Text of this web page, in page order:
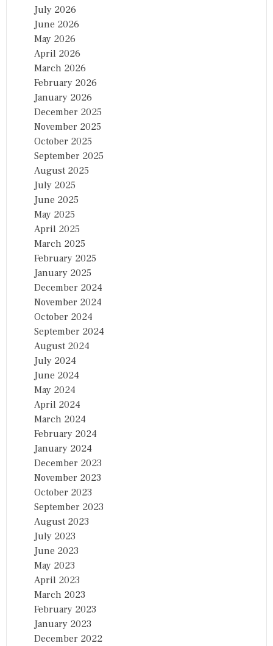
July 2026
June 2026
May 2026
April 2026
March 2026
February 2026
January 2026
December 2025
November 2025
October 2025
September 2025
August 2025
July 2025
June 2025
May 2025
April 2025
March 2025
February 2025
January 2025
December 2024
November 2024
October 2024
September 2024
August 2024
July 2024
June 2024
May 2024
April 2024
March 2024
February 2024
January 2024
December 2023
November 2023
October 2023
September 2023
August 2023
July 2023
June 2023
May 2023
April 2023
March 2023
February 2023
January 2023
December 2022